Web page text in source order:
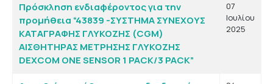
Πρόσκληση ενδιαφέροντος για την
προμήθεια “43839 -ΣΥΣΤΗΜΑ ΣΥΝΕΧΟΥΣ
ΚΑΤΑΓΡΑΦΗΣ ΓΛΥΚΟΖΗΣ (CGM)
ΑΙΣΘΗΤΗΡΑΣ ΜΕΤΡΗΣΗΣ ΓΛΥΚΟΖΗΣ
DEXCOM ONE SENSOR 1 PACK/3 PACK”
07
Ιουλίου
2025